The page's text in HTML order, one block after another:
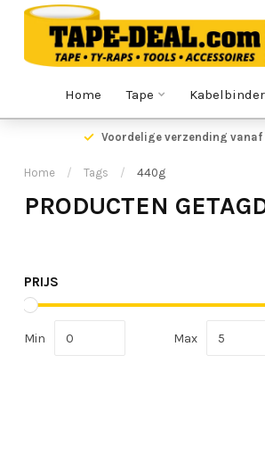
Home Tape
Voordelige verzending vanaf
Home / Tags / 440g
PRODUCTEN
PRIJS
Min Max